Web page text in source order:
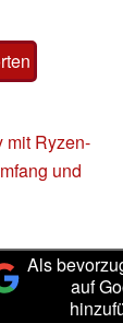
mit Ryzen-
und
Als
auf